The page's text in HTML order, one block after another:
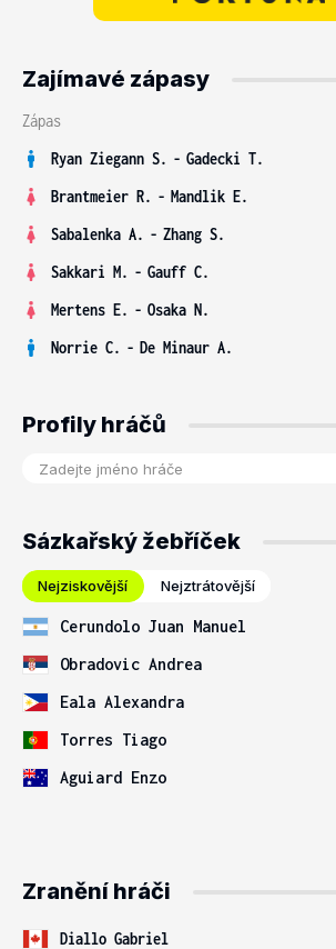
Zajímavé zápasy
Zápas
Ryan Ziegann S. - Gadecki T.
Brantmeier R. - Mandlik E.
Sabalenka A. - Zhang S.
Sakkari M. - Gauff C.
Mertens E. - Osaka N.
Norrie C. - De Minaur A.
Profily hráčů
Sázkařský žebříček
Nejziskovější Nejztrátovější
Cerundolo Juan Manuel
Obradovic Andrea
Eala Alexandra
Torres Tiago
Aguiard Enzo
Zranění hráči
Diallo Gabriel